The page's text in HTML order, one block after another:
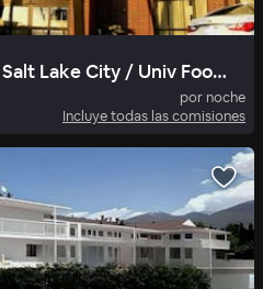
Hampton Inn and Suites Salt Lake City / Univ Foothill Dr UT
por noche
Incluye todas las comisiones